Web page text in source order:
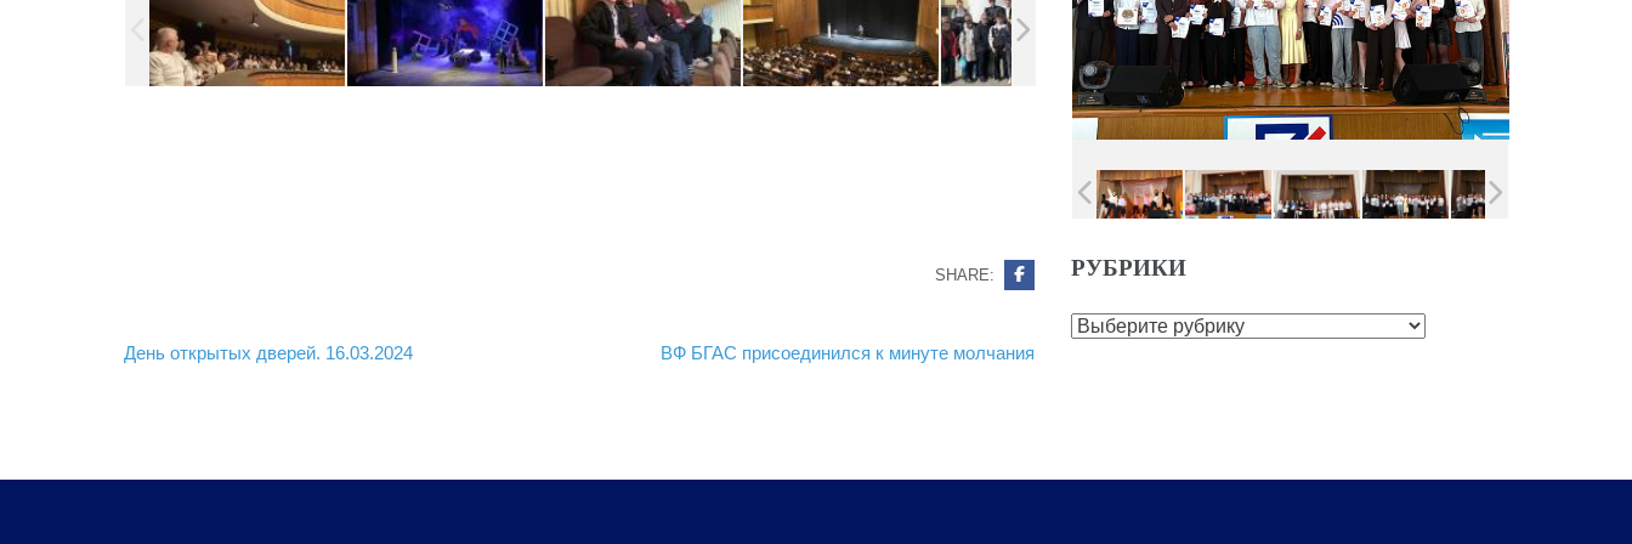
SHARE:
Навигация
День открытых дверей. 16.03.2024 ВФ БГАС присоединился к минуте молчания
РУБРИКИ
Рубрики